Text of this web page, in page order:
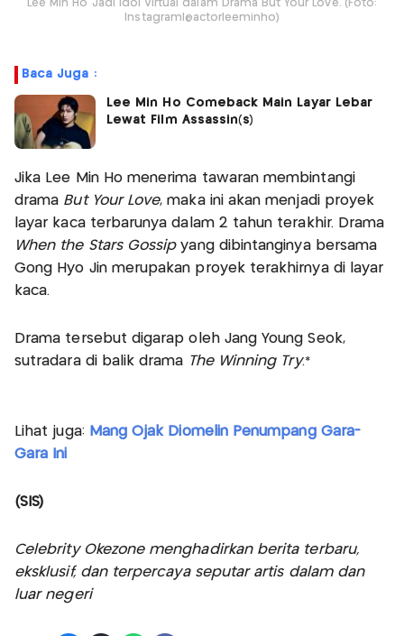
Lee Min Ho Jadi Idol Virtual dalam Drama But Your Love. (Foto:
Instagram|@actorleeminho)
Baca Juga :
Lee Min Ho Comeback Main Layar Lebar
Lewat Film Assassin(s)
Jika Lee Min Ho menerima tawaran membintangi
drama But Your Love, maka ini akan menjadi proyek
layar kaca terbarunya dalam 2 tahun terakhir. Drama
When the Stars Gossipyang dibintanginya bersama
Gong Hyo Jin merupakan proyek terakhirnya di layar
kaca.
Drama tersebut digarap oleh Jang Young Seok,
sutradara di balik drama The Winning Try.*
Lihat juga: Mang Ojak Diomelin Penumpang Gara-
Gara Ini
(SIS)
Celebrity Okezone menghadirkan berita terbaru,
eksklusif, dan terpercaya seputar artis dalam dan
luar negeri